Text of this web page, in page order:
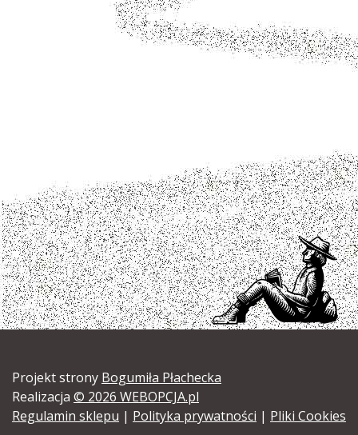
Projekt strony Bogumiła Płachecka
Realizacja © 2026 WEBOPCJA.pl
Regulamin sklepu | Polityka prywatności | Pliki Cookies